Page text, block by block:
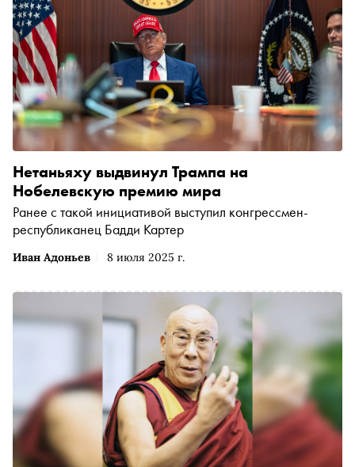
Иван Адоньев 8 июля 2025 г.
Нетаньяху выдвинул Трампа на
Нобелевскую премию мира
Ранее с такой инициативой выступил конгрессмен-
республиканец Бадди Картер